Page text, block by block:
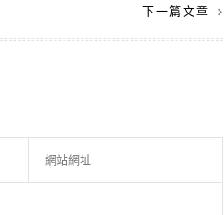
下一篇文章